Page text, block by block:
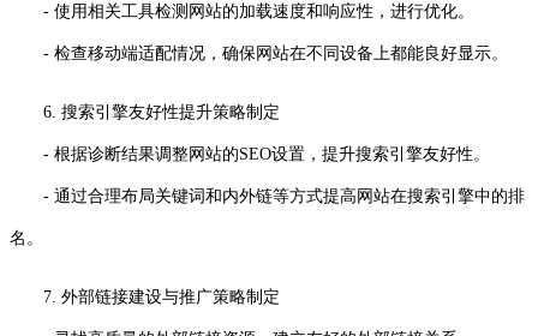
- 使用相关工具检测网站的加载速度和响应性，进行优化。
- 检查移动端适配情况，确保网站在不同设备上都能良好显示。
6. 搜索引擎友好性提升策略制定
- 根据诊断结果调整网站的SEO设置，提升搜索引擎友好性。
- 通过合理布局关键词和内外链等方式提高网站在搜索引擎中的排
名。
7. 外部链接建设与推广策略制定